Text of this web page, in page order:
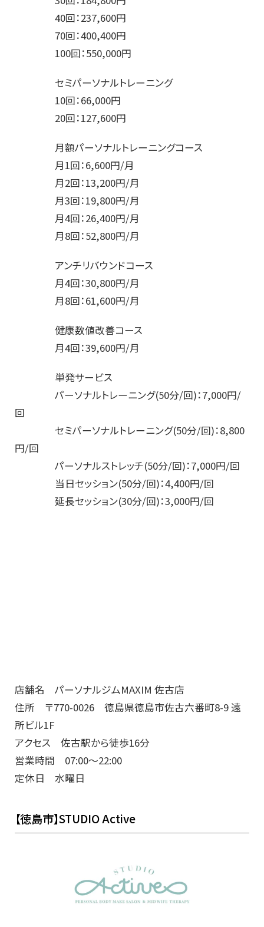
40回：237,600円
70回：400,400円
100回：550,000円
セミパーソナルトレーニング
10回：66,000円
20回：127,600円
月額パーソナルトレーニングコース
月1回：6,600円/月
月2回：13,200円/月
月3回：19,800円/月
月4回：26,400円/月
月8回：52,800円/月
アンチリバウンドコース
月4回：30,800円/月
月8回：61,600円/月
健康数値改善コース
月4回：39,600円/月
単発サービス
パーソナルトレーニング(50分/回)：7,000円/
回
セミパーソナルトレーニング(50分/回)：8,800
円/回
パーソナルストレッチ(50分/回)：7,000円/回
当日セッション(50分/回)：4,400円/回
延長セッション(30分/回)：3,000円/回
店舗名 パーソナルジムMAXIM 佐古店
住所 〒770-0026 徳島県徳島市佐古六番町8-9 遠
所ビル1F
アクセス 佐古駅から徒歩16分
営業時間 07:00～22:00
定休日 水曜日
【徳島市】STUDIO Active